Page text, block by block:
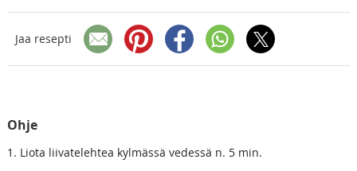
Jaa resepti
Ohje
1. Liota liivatelehtea kylmässä vedessä n. 5 min.